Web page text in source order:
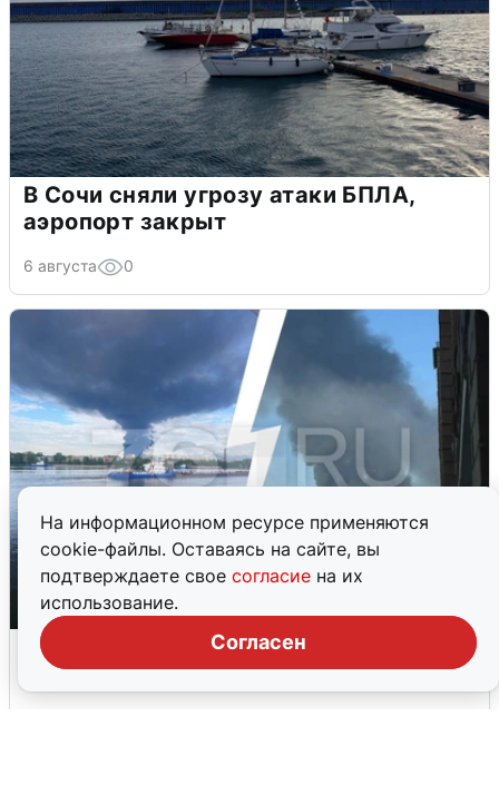
На информационном ресурсе применяются
cookie-файлы. Оставаясь на сайте, вы
подтверждаете свое согласие на их
использование.
Согласен
В Сочи сняли угрозу атаки БПЛА,
аэропорт закрыт
6 августа 0
Ночная атака БПЛА на Ярославль:
попадания и последствия